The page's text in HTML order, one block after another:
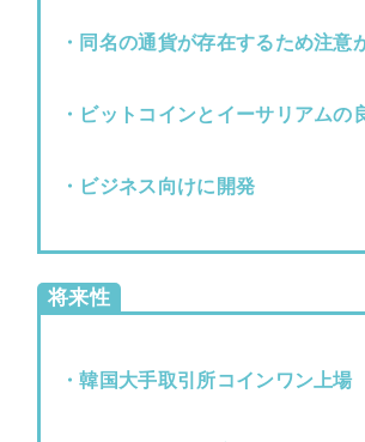
・同名の通貨が存在するため注意
・ビットコインとイーサリアムの
・ビジネス向けに開発
将来性
・韓国大手取引所コインワン上場